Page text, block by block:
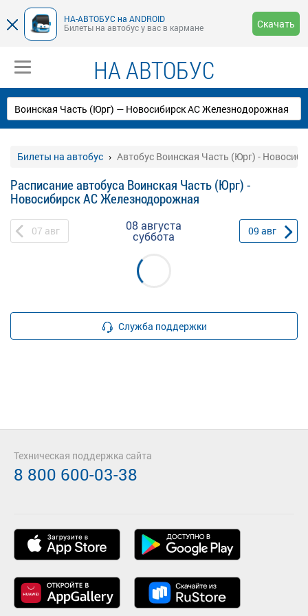
НА-АВТОБУС на ANDROID
Билеты на автобус у вас в кармане
Скачать
НА АВТОБУС
Билеты на автобус Автобус Воинская Часть (Юрг) -
Расписание автобуса Воинская Часть (Юрг) -
Новосибирск АС Железнодорожная
07 авг 08 августа
суббота 09 авг
Служба поддержки
Техническая поддержка сайта
8 800 600-03-38